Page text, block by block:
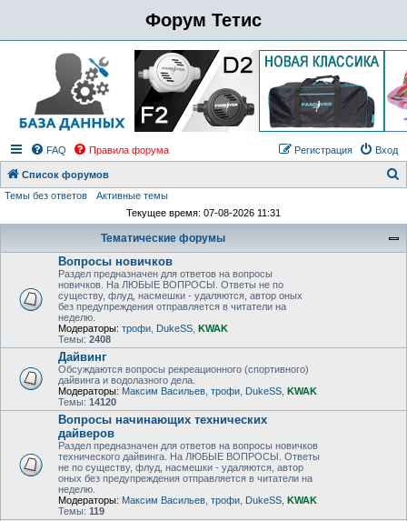
Форум Тетис
FAQ Правила форума Вход
Регистрация
Список форумов
Темы без ответов
Активные темы
Текущее время: 07-08-2026 11:31
Тематические форумы
Вопросы новичков
Раздел предназначен для ответов на вопросы
новичков. На ЛЮБЫЕ ВОПРОСЫ. Ответы не по
существу, флуд, насмешки - удаляются, автор оных
без предупреждения отправляется в читатели на
неделю.
Модераторы: трофи DukeSS KWAK
Темы: 2408
Дайвинг
Обсуждаются вопросы рекреационного (спортивного)
дайвинга и водолазного дела.
Модераторы: Максим Васильев трофи DukeSS KWAK
Темы: 14120
Вопросы начинающих технических
дайверов
Раздел предназначен для ответов на вопросы новичков
технического дайвинга. На ЛЮБЫЕ ВОПРОСЫ. Ответы
не по существу, флуд, насмешки - удаляются, автор
оных без предупреждения отправляется в читатели на
неделю.
Модераторы: Максим Васильев трофи DukeSS KWAK
Темы: 119